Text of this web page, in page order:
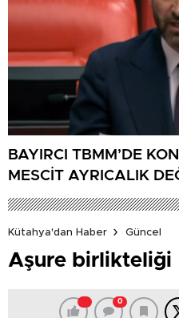
BAYIRCI TBMM’DE
MESCİT AYRICALIK
Kütahya'dan Haber
Güncel
Aşure birlikteliği
0